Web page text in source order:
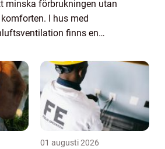
minska förbrukningen utan
I hus med
finns en
01 augusti 2026